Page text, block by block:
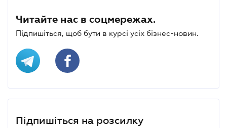
Читайте нас в соцмережах.
Підпишіться, щоб бути в курсі усіх бізнес-новин.
Підпишіться на розсилку